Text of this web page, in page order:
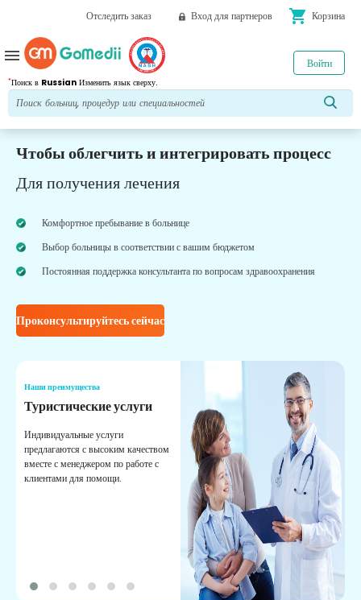
Отследить заказ Вход для партнеров shopping_cart Корзина
*Поиск в Russian Изменить язык сверху.
Войти
menu
Чтобы облегчить и интегрировать процесс
Для получения лечения
Комфортное пребывание в больнице
Выбор больницы в соответствии с вашим бюджетом
Постоянная поддержка консультанта по вопросам здравоохранения
Проконсультируйтесь сейчас
Наши преимущества
Туристические услуги
Индивидуальные услуги
предлагаются с высоким качеством
вместе с менеджером по работе с
клиентами для помощи.